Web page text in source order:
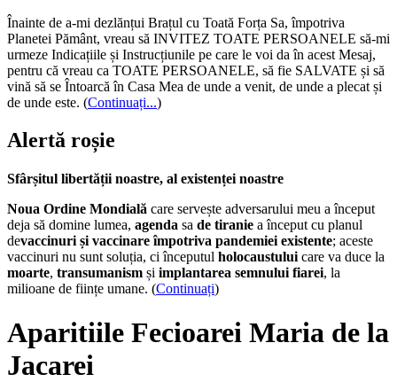
Înainte de a-mi dezlănțui Brațul cu Toată Forța Sa, împotriva
Planetei Pământ, vreau să INVITEZ TOATE PERSOANELE să-mi
urmeze Indicațiile și Instrucțiunile pe care le voi da în acest Mesaj,
pentru că vreau ca TOATE PERSOANELE, să fie SALVATE și să
vină să se Întoarcă în Casa Mea de unde a venit, de unde a plecat și
de unde este. (Continuați...)
Alertă roșie
Sfârșitul libertății noastre, al existenței noastre
Noua Ordine Mondială care servește adversarului meu a început
deja să domine lumea, agenda sa de tiranie a început cu planul
devaccinuri și vaccinare împotriva pandemiei existente; aceste
vaccinuri nu sunt soluția, ci începutul holocaustului care va duce la
moarte, transumanism și implantarea semnului fiarei, la
milioane de ființe umane. (Continuați)
Aparitiile Fecioarei Maria de la
Jacarei